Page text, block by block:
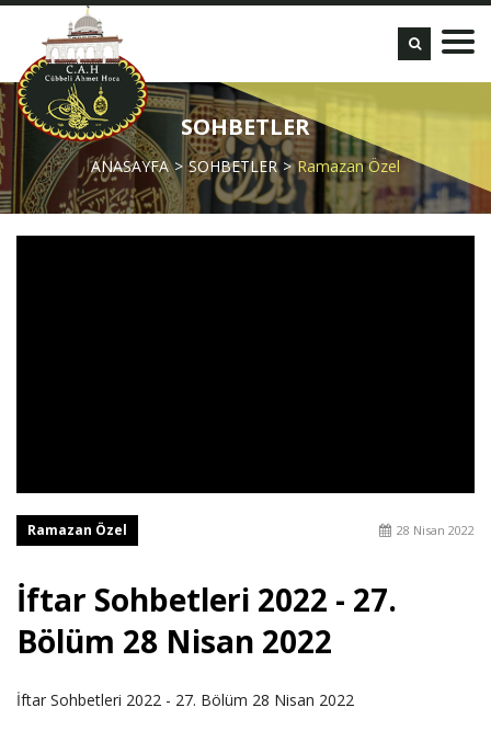
SOHBETLER
ANASAYFA SOHBETLER Ramazan Özel
Ramazan Özel 28 Nisan 2022
İftar Sohbetleri 2022 - 27.
Bölüm 28 Nisan 2022
İftar Sohbetleri 2022 - 27. Bölüm 28 Nisan 2022